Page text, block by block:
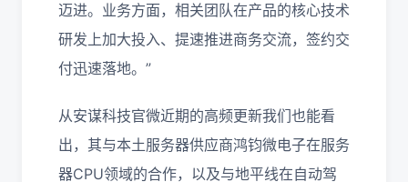
迈进。业务方面，相关团队在产品的核心技术
研发上加大投入、提速推进商务交流，签约交
付迅速落地。”
从安谋科技官微近期的高频更新我们也能看
出，其与本土服务器供应商鸿钧微电子在服务
器CPU领域的合作，以及与地平线在自动驾